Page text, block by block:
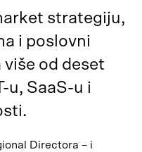
strategiju,
i poslovni
više od deset
u, SaaS-u i
Directora – i